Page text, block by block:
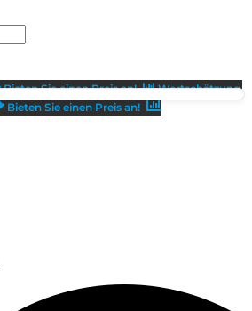
Bieten Sie einen Preis an!
Wertschätzung
Bieten Sie einen Preis an!